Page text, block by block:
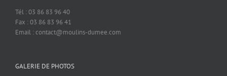
Tél : 03 86 83 96 40
Fax : 03 86 83 96 41
Email : contact@moulins-dumee.com
GALERIE DE PHOTOS